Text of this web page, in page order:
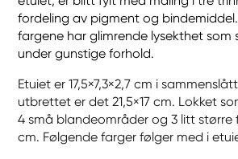
fordeling av pigment og
fargene har glimrende lysekthet som
under gunstige forhold.
Etuiet er 17,5×7,3×2,7 cm i
utbrettet er det 21,5×17 cm. Lokket
4 små blandeområder og 3 litt større
cm. Følgende farger følger med i